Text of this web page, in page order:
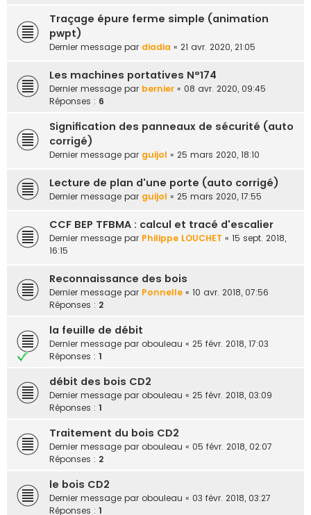
Traçage épure ferme simple (animation
pwpt)
Dernier message par diadia « 21 avr. 2020, 21:05
Les machines portatives N°174
Dernier message par bernier « 08 avr. 2020, 09:45
Réponses : 6
Signification des panneaux de sécurité (auto
corrigé)
Dernier message par guijol « 25 mars 2020, 18:10
Lecture de plan d'une porte (auto corrigé)
Dernier message par guijol « 25 mars 2020, 17:55
CCF BEP TFBMA : calcul et tracé d'escalier
Dernier message par Philippe LOUCHET « 15 sept. 2018,
16:15
Reconnaissance des bois
Dernier message par Ponnelle « 10 avr. 2018, 07:56
Réponses : 2
la feuille de débit
Dernier message par obouleau « 25 févr. 2018, 17:03
Réponses : 1
débit des bois CD2
Dernier message par obouleau « 25 févr. 2018, 03:09
Réponses : 1
Traitement du bois CD2
Dernier message par obouleau « 05 févr. 2018, 02:07
Réponses : 2
le bois CD2
Dernier message par obouleau « 03 févr. 2018, 03:27
Réponses : 1